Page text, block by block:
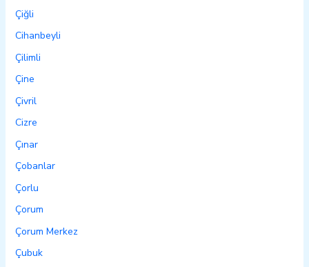
Çiğli
Cihanbeyli
Çilimli
Çine
Çivril
Cizre
Çınar
Çobanlar
Çorlu
Çorum
Çorum Merkez
Çubuk